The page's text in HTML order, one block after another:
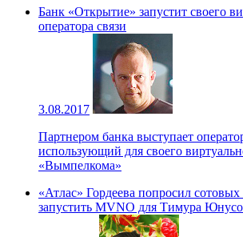
Банк «Открытие» запустит своего
оператора связи
3.08.2017
Партнером банка выступает
использующий для своего
«Вымпелкома»
«Атлас» Гордеева попросил сотовых
запустить MVNO для Тимура